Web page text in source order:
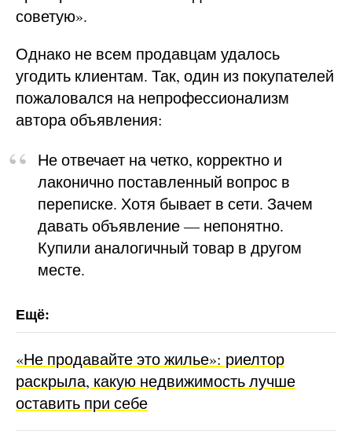
советую».
Однако не всем продавцам удалось
угодить клиентам. Так, один из покупателей
пожаловался на непрофессионализм
автора объявления:
Не отвечает на четко, корректно и
лаконично поставленный вопрос в
переписке. Хотя бывает в сети. Зачем
давать объявление — непонятно.
Купили аналогичный товар в другом
месте.
«Не продавайте это жилье»: риелтор
раскрыла, какую недвижимость лучше
оставить при себе